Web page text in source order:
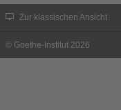
Zur klassischen Ansicht
© Goethe-Institut 2026